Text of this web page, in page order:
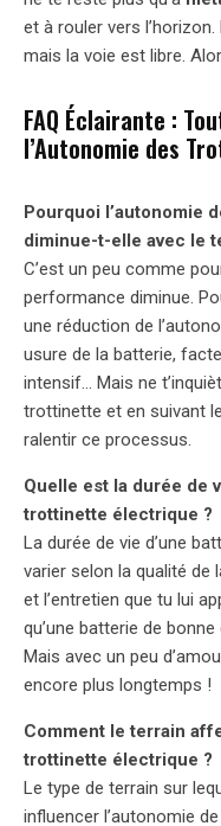
et à rouler vers
mais la voie est libre.
FAQ Éclairante :
l’Autonomie des
Pourquoi l’autonomie
diminue-t-elle avec le
C’est un peu comme
performance diminue.
une réduction de
usure de la batterie,
intensif… Mais ne
trottinette et en suivant
ralentir ce processus.
Quelle est la durée de
trottinette électrique ?
La durée de vie d’une
varier selon la qualité de
et l’entretien que tu lui
qu’une batterie de
Mais avec un peu
encore plus longtemps !
Comment le terrain
trottinette électrique ?
Le type de terrain sur
influencer l’autonomie